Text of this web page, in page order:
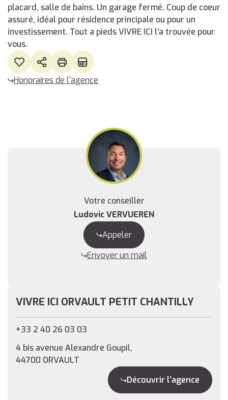
placard, salle de bains. Un garage fermé. Coup de coeur
assuré, idéal pour résidence principale ou pour un
investissement. Tout a pieds VIVRE ICI l'a trouvée pour
vous.
Honoraires de l'agence
Votre conseiller
Ludovic VERVUEREN
Appeler
Envoyer un mail
VIVRE ICI ORVAULT PETIT CHANTILLY
+33 2 40 26 03 03
4 bis avenue Alexandre Goupil,
44700 ORVAULT
Découvrir l'agence